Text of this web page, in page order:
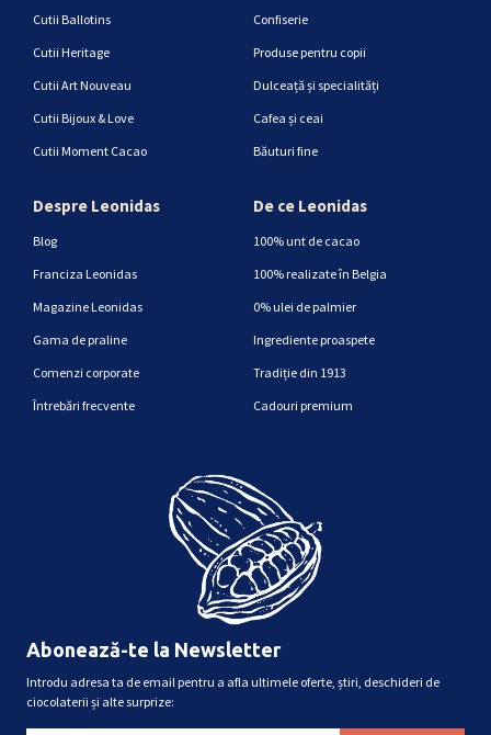
Cutii Ballotins
Cutii Heritage
Cutii Art Nouveau
Cutii Bijoux & Love
Cutii Moment Cacao
Confiserie
Produse pentru copii
Dulceață și specialități
Cafea și ceai
Băuturi fine
Despre Leonidas
Blog
Franciza Leonidas
Magazine Leonidas
Gama de praline
Comenzi corporate
Întrebări frecvente
De ce Leonidas
100% unt de cacao
100% realizate în Belgia
0% ulei de palmier
Ingrediente proaspete
Tradiție din 1913
Cadouri premium
Abonează-te la Newsletter
Introdu adresa ta de email pentru a afla ultimele oferte, știri, deschideri de
ciocolaterii și alte surprize: